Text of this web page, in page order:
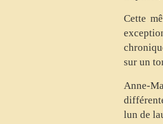
Cette
sur un
Anne-
lun de